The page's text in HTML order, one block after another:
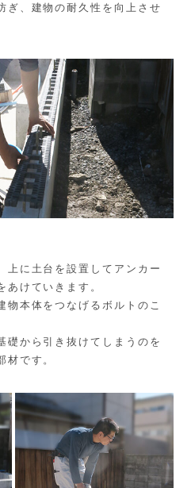
ぎ、建物の耐久性を向上させ
上に土台を設置してアンカー
あけていきます。
物本体をつなげるボルトのこ
礎から引き抜けてしまうのを
材です。